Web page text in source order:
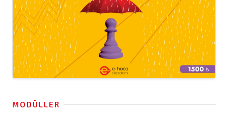
MODÜLLER